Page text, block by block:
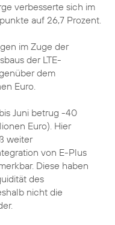
verbesserte sich im
auf 26,7 Prozent.
im Zuge der
der LTE-
dem
Euro.
Juni betrug -40
Euro). Hier
weiter
von E-Plus
Diese haben
des
nicht die